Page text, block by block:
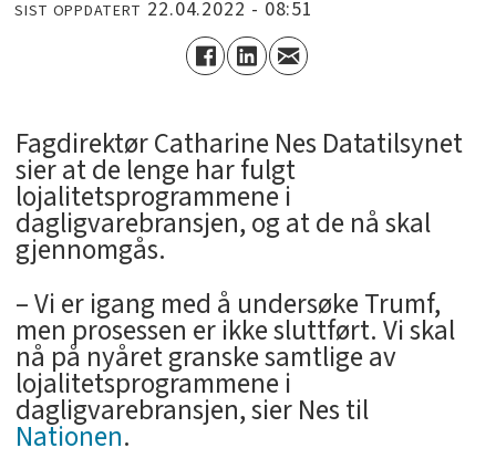
SIST OPPDATERT 22.04.2022 - 08:51
Fagdirektør Catharine Nes Datatilsynet
sier at de lenge har fulgt
lojalitetsprogrammene i
dagligvarebransjen, og at de nå skal
gjennomgås.
– Vi er igang med å undersøke Trumf,
men prosessen er ikke sluttført. Vi skal
nå på nyåret granske samtlige av
lojalitetsprogrammene i
dagligvarebransjen, sier Nes til
Nationen.